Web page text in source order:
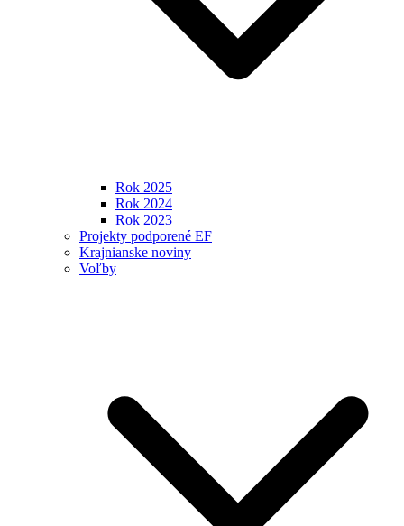
Rok 2025
Rok 2024
Rok 2023
Projekty podporené EF
Krajnianske noviny
Voľby